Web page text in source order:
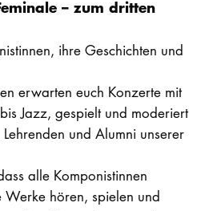
– zum dritten
ihre Geschichten und
erwarten euch Konzerte mit
Jazz, gespielt und moderiert
und Alumni unserer
alle Komponistinnen
Werke hören, spielen und